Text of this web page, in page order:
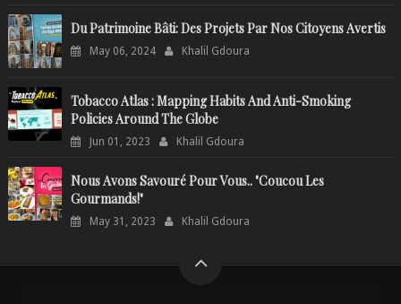
Du Patrimoine Bâti: Des Projets Par Nos Citoyens Avertis
May 06, 2024 Khalil Gdoura
Tobacco Atlas : Mapping Habits And Anti-Smoking
Policies Around The Globe
Jun 01, 2023 Khalil Gdoura
Nous Avons Savouré Pour Vous.. "Coucou Les
Gourmands!"
May 31, 2023 Khalil Gdoura